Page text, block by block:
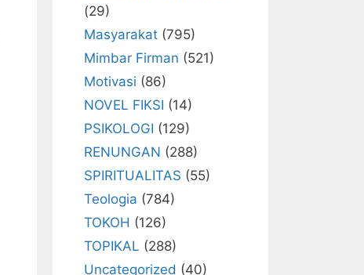
(29)
Masyarakat (795)
Mimbar Firman (521)
Motivasi (86)
NOVEL FIKSI (14)
PSIKOLOGI (129)
RENUNGAN (288)
SPIRITUALITAS (55)
Teologia (784)
TOKOH (126)
TOPIKAL (288)
Uncategorized (40)